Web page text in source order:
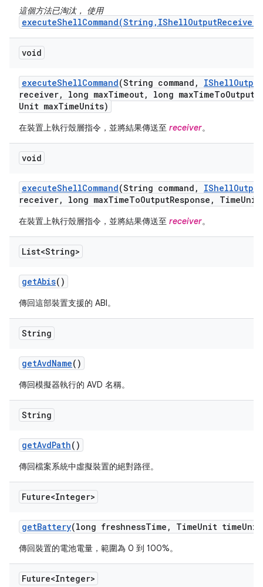
這個方法已淘汰， 使用
void
executeShellCommand(String command , IShellOutput
receiver, long maxTimeout, long maxTimeToOutput
Unit maxTimeUnits)
在裝置上執行殼層指令，並將結果傳送至 receiver。
void
executeShellCommand(String command , IShellOutput
receiver, long maxTimeToOutputResponse , TimeUnit
在裝置上執行殼層指令，並將結果傳送至 receiver。
List<String>
getAbis()
傳回這部裝置支援的 ABI。
String
getAvdName()
傳回模擬器執行的 AVD 名稱。
String
getAvdPath()
傳回檔案系統中虛擬裝置的絕對路徑。
Future<Integer>
getBattery(long freshnessTime , TimeUnit time
傳回裝置的電池電量，範圍為 0 到 100%。
Future<Integer>